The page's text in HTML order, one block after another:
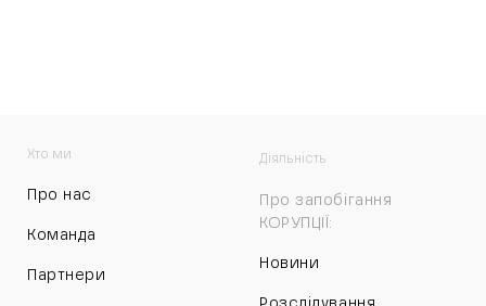
Хто ми
Про нас
Команда
Партнери
Діяльність
Про запобігання
КОРУПЦІЇ:
Новини